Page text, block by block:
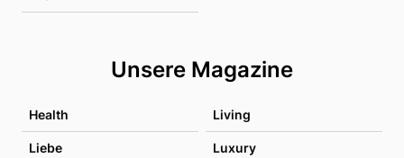
Unsere Magazine
Health Living
Liebe Luxury